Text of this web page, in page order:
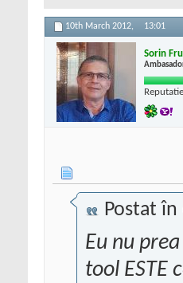
10th March 2012, 13:01
Sorin
Postat
Eu nu
tool ESTE